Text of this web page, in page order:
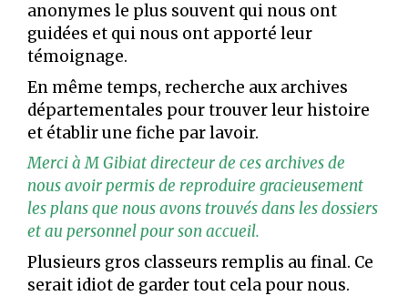
anonymes le plus souvent qui nous ont
guidées et qui nous ont apporté leur
témoignage.
En même temps, recherche aux archives
départementales pour trouver leur histoire
et établir une fiche par lavoir.
Merci à M Gibiat directeur de ces archives de
nous avoir permis de reproduire gracieusement
les plans que nous avons trouvés dans les dossiers
et au personnel pour son accueil.
Plusieurs gros classeurs remplis au final. Ce
serait idiot de garder tout cela pour nous.